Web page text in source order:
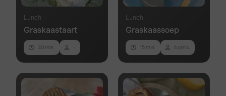
Lunch
Graskaastaart
30 min.
Lunch
Graskaassoep
15 min. 6 pers.